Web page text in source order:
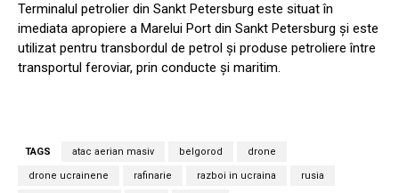
Terminalul petrolier din Sankt Petersburg este situat în
imediata apropiere a Marelui Port din Sankt Petersburg și este
utilizat pentru transbordul de petrol și produse petroliere între
transportul feroviar, prin conducte și maritim.
TAGS atac aerian masiv belgorod drone
drone ucrainene rafinarie razboi in ucraina rusia